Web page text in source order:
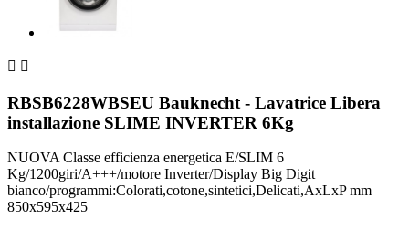
 
RBSB6228WBSEU Bauknecht - Lavatrice Libera
installazione SLIME INVERTER 6Kg
NUOVA Classe efficienza energetica E/SLIM 6
Kg/1200giri/A+++/motore Inverter/Display Big Digit
bianco/programmi:Colorati,cotone,sintetici,Delicati,AxLxP mm
850x595x425